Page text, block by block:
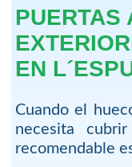
PUERTAS
EN
Cuando el
necesita
recomendable